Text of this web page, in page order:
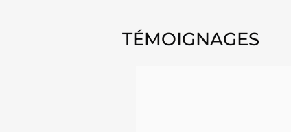
TÉMOIGNAGES